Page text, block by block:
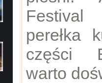
Festival
perełka
części
warto